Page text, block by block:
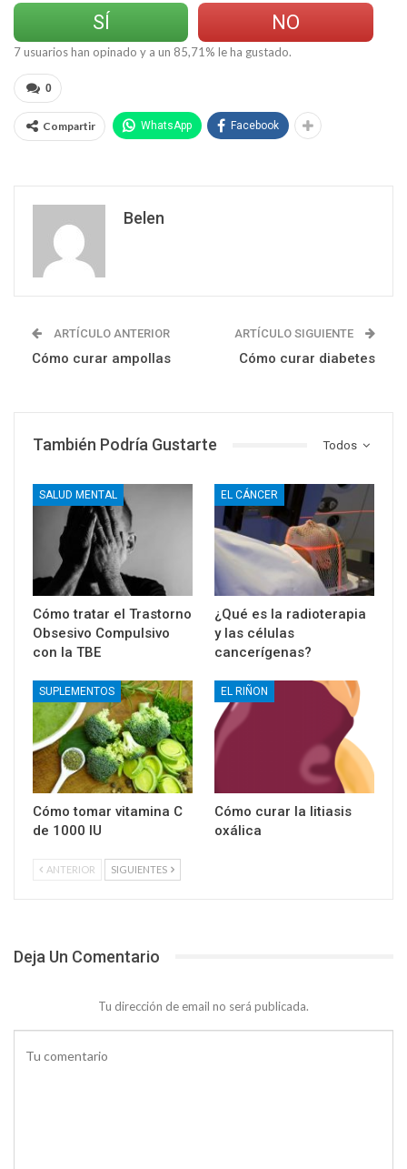
SÍ
NO
7usuarios han opinado y a un 85,71 % le ha gustado.
0
Compartir WhatsApp Facebook
Belen
ARTÍCULO ANTERIOR
Cómo curar ampollas
ARTÍCULO SIGUIENTE
Cómo curar diabetes
Todos
También Podría Gustarte
SALUD MENTAL
Cómo tratar el Trastorno
Obsesivo Compulsivo
con la TBE
EL CÁNCER
¿Qué es la radioterapia
y las células
cancerígenas?
SUPLEMENTOS
Cómo tomar vitamina C
de 1000 IU
EL RIÑON
Cómo curar la litiasis
oxálica
ANTERIOR SIGUIENTES
Deja Un Comentario
Tu dirección de email no será publicada.